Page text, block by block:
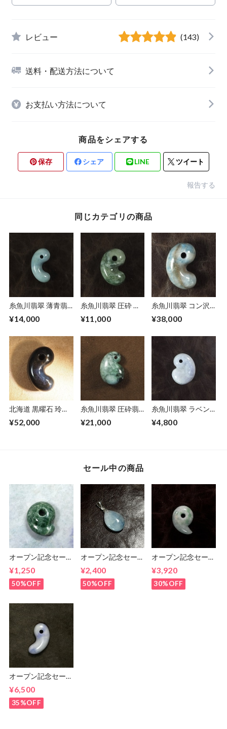
レビュー (143)
送料・配送方法について
お支払い方法について
商品をシェアする
保存 シェア LINE ツイート
報告する
同じカテゴリの商品
糸魚川翡翠 薄青翡
玉 18.1g Pale Blue
Magatama
¥14,000
糸魚川翡翠 圧砕 ゆ
12.2 g Itoigawa
¥11,000
糸魚川翡翠 コン沢
ま 勾玉 19.6g
¥38,000
北海道 黒曜石 玲瓏
玉 38.8g Japanese
¥52,000
糸魚川翡翠 圧砕翡
Itoigawa green
¥21,000
糸魚川翡翠 ラベン
15.2g Itoigawa
¥4,800
セール中の商品
オープン記念セー
がたま 勾玉
¥1,250
50%OFF
オープン記念セー
翠 しずくペンダン
トトップ
¥2,400
50%OFF
オープン記念セー
がたま 勾玉
12.8g
¥3,920
30%OFF
オープン記念セー
ラベンダー 勾玉
14g
¥6,500
35%OFF